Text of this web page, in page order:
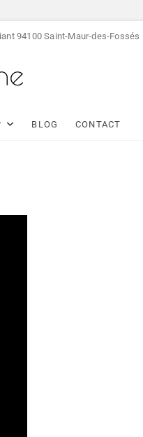
94100 Saint-Maur-des-Fossés
BLOG CONTACT